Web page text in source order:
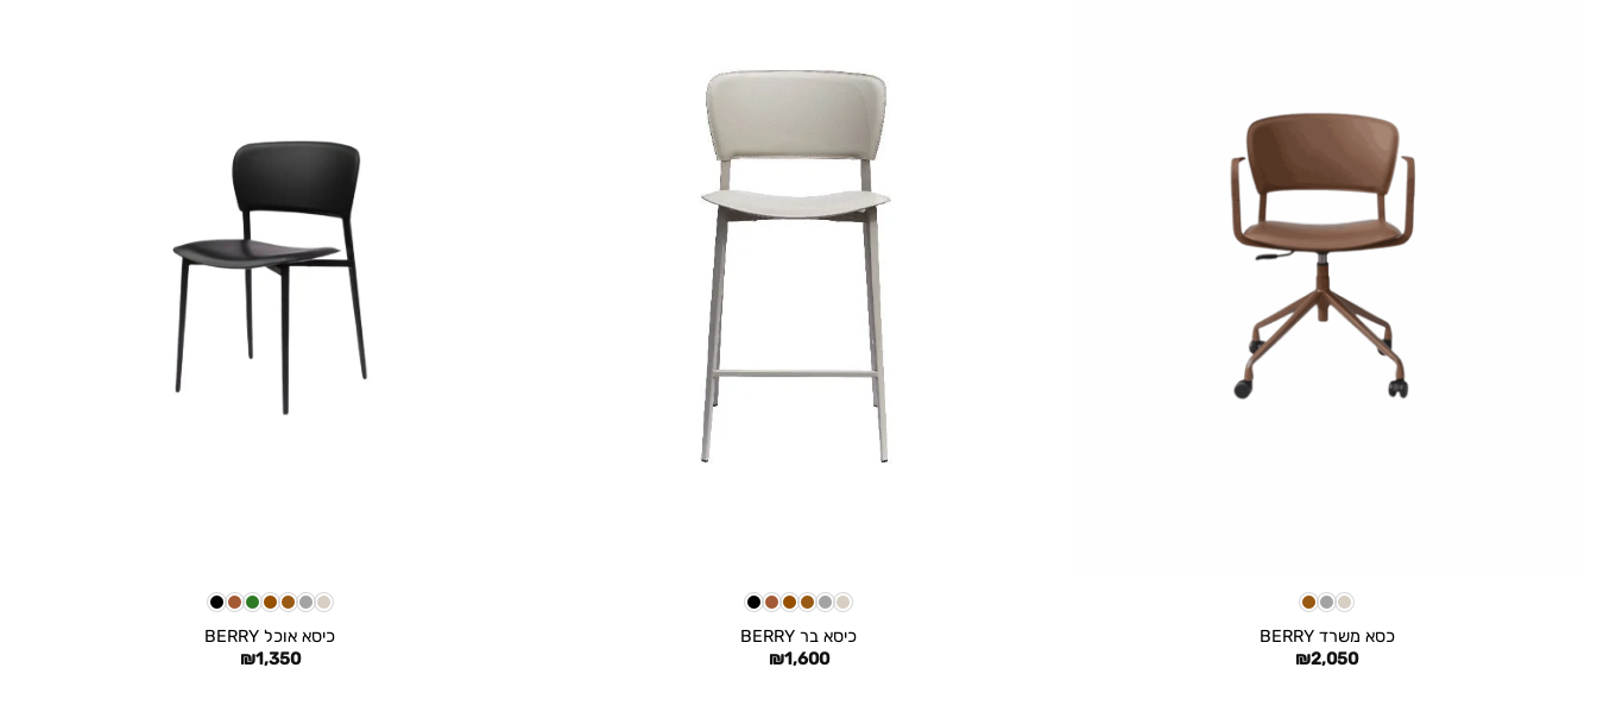
כסא משרד BERRY
₪2,050
כיסא בר BERRY
₪1,600
כיסא אוכל BERRY
₪1,350